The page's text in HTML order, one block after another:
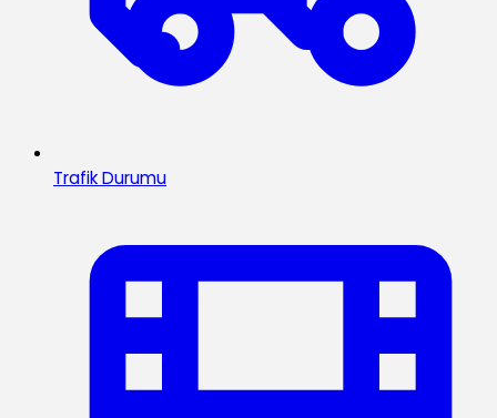
Trafik Durumu